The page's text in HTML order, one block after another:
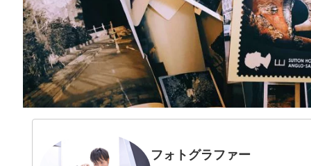
フォトグラファー